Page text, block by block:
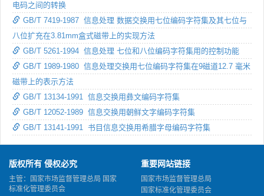
电码之间的转换
GB/T 7419-1987 信息处理 数据交换用七位编码字符集及其七位与
八位扩充在3.81mm盒式磁带上的实现方法
GB/T 5261-1994 信息处理 七位和八位编码字符集用的控制功能
GB/T 1989-1980 信息处理交换用七位编码字符集在9磁道12.7 毫米
磁带上的表示方法
GB/T 13134-1991 信息交换用彝文编码字符集
GB/T 12052-1989 信息交换用朝鲜文字编码字符集
GB/T 13141-1991 书目信息交换用希腊字母编码字符集
版权所有 侵权必究
主管：国家市场监督管理总局 国家
标准化管理委员会
重要网站链接
国家市场监督管理总局
国家标准化管理委员会